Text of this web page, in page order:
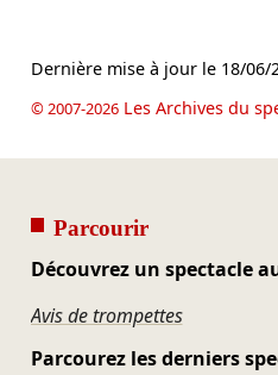
Dernière mise à jour le 18/06/
© 2007-2026Les Archives du
Parcourir
Découvrez un spectacle
Avis de trompettes
Parcourez les derniers